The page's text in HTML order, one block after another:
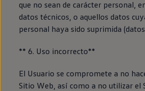
que no sean de carácter personal,
datos técnicos, o aquellos datos
personal haya sido suprimida
** 6. Uso incorrecto**
El Usuario se compromete a no
Sitio Web, así como a no utilizar el